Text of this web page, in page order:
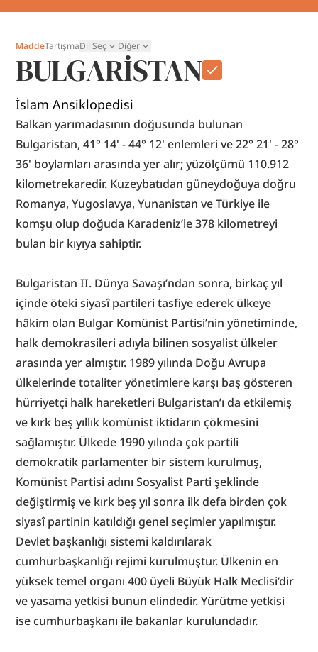
MaddeTartışmaDil Seç Diğer
BULGARİSTAN
İslam Ansiklopedisi
Balkan yarımadasının doğusunda bulunan
Bulgaristan, 41° 14' - 44° 12' enlemleri ve 22° 21' - 28°
36' boylamları arasında yer alır; yüzölçümü 110.912
kilometrekaredir. Kuzeybatıdan güneydoğuya doğru
Romanya, Yugoslavya, Yunanistan ve Türkiye ile
komşu olup doğuda Karadeniz’le 378 kilometreyi
bulan bir kıyıya sahiptir.
Bulgaristan II. Dünya Savaşı’ndan sonra, birkaç yıl
içinde öteki siyasî partileri tasfiye ederek ülkeye
hâkim olan Bulgar Komünist Partisi’nin yönetiminde,
halk demokrasileri adıyla bilinen sosyalist ülkeler
arasında yer almıştır. 1989 yılında Doğu Avrupa
ülkelerinde totaliter yönetimlere karşı baş gösteren
hürriyetçi halk hareketleri Bulgaristan’ı da etkilemiş
ve kırk beş yıllık komünist iktidarın çökmesini
sağlamıştır. Ülkede 1990 yılında çok partili
demokratik parlamenter bir sistem kurulmuş,
Komünist Partisi adını Sosyalist Parti şeklinde
değiştirmiş ve kırk beş yıl sonra ilk defa birden çok
siyasî partinin katıldığı genel seçimler yapılmıştır.
Devlet başkanlığı sistemi kaldırılarak
cumhurbaşkanlığı rejimi kurulmuştur. Ülkenin en
yüksek temel organı 400 üyeli Büyük Halk Meclisi’dir
ve yasama yetkisi bunun elindedir. Yürütme yetkisi
ise cumhurbaşkanı ile bakanlar kurulundadır.